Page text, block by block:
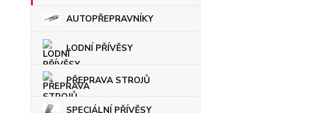
AUTOPŘEPRAVNÍKY
LODNÍ PŘÍVĚSY
PŘEPRAVA STROJŮ
SPECIÁLNÍ PŘÍVĚSY